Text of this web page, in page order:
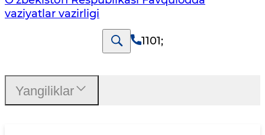
vaziyatlar vazirligi
1101;
Yangiliklar